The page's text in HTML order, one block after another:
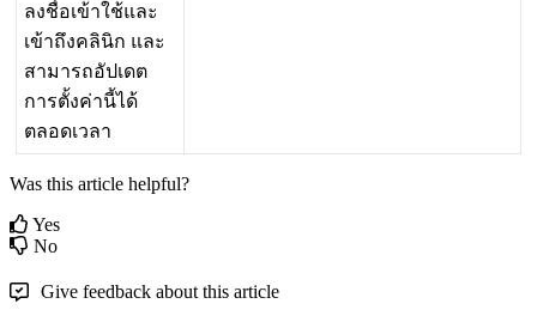
ลงชอเขาใชและ
เขาถงคลนก และ
สามารถอปเดต
การตงคานได
ตลอดเวลา
Was this article helpful?
Yes
No
Give feedback about this article